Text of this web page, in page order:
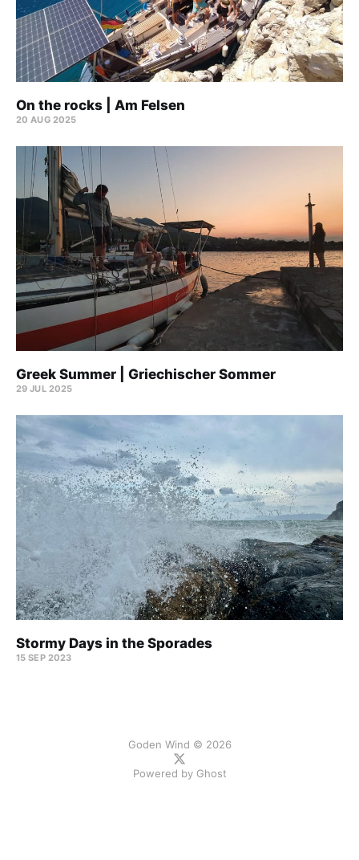
On the rocks | Am Felsen
20 AUG 2025
Greek Summer | Griechischer Sommer
29 JUL 2025
Stormy Days in the Sporades
15 SEP 2023
Goden Wind © 2026
Powered by Ghost